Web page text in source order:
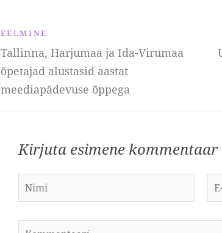
EELMINE
Tallinna, Harjumaa ja Ida-Virumaa
õpetajad alustasid aastat
meediapädevuse õppega
Kirjuta esimene kommentaar